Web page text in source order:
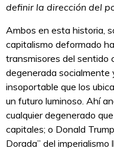
definir la dirección del
Ambos en esta historia,
capitalismo deformado
transmisores del sentido
degenerada socialmente
insoportable que los
un futuro luminoso. Ahí
cualquier degenerado
capitales; o Donald
Dorada” del